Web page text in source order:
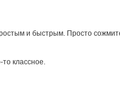
и быстрым. Просто
классное.